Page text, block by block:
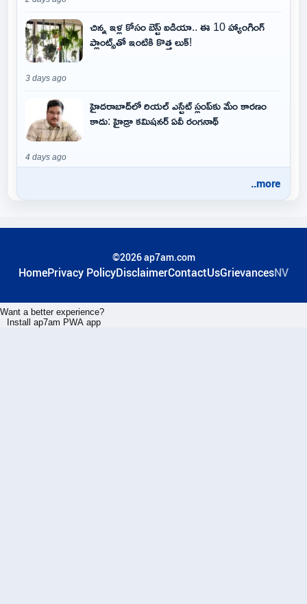
చిన్న ఇళ్ల కోసం బెస్ట్ ఐడియా.. ఈ 10 హ్యాంగింగ్
ప్లాంట్స్‌తో ఇంటికి కొత్త లుక్!
3 days ago
హైదరాబాద్‌లో రియల్ ఎస్టేట్ స్లంప్‌కు మేం కారణం
కాదు: హైడ్రా కమిషనర్ ఏవీ రంగనాథ్
4 days ago
..more
©2026 ap7am.com
HomePrivacy PolicyDisclaimerContactUsGrievancesNV
Want a better experience?
Install ap7am PWA app